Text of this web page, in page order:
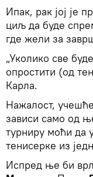
Ипак, рак јој је
циљ да буде
где жели за
„Уколико све
опростити (од
Карла.
Нажалост,
зависи само од
турниру моћи да
тенисерке из
Испред ње би